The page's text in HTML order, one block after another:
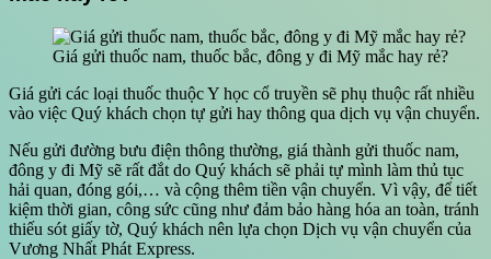
Giá gửi thuốc nam, thuốc bắc, đông y đi Mỹ mắc hay rẻ?
Giá gửi các loại thuốc thuộc Y học cổ truyền sẽ phụ thuộc rất nhiều
vào việc Quý khách chọn tự gửi hay thông qua dịch vụ vận chuyển.
Nếu gửi đường bưu điện thông thường, giá thành gửi thuốc nam,
đông y đi Mỹ sẽ rất đắt do Quý khách sẽ phải tự mình làm thủ tục
hải quan, đóng gói,… và cộng thêm tiền vận chuyển. Vì vậy, để tiết
kiệm thời gian, công sức cũng như đảm bảo hàng hóa an toàn, tránh
thiếu sót giấy tờ, Quý khách nên lựa chọn Dịch vụ vận chuyển của
Vương Nhất Phát Express.